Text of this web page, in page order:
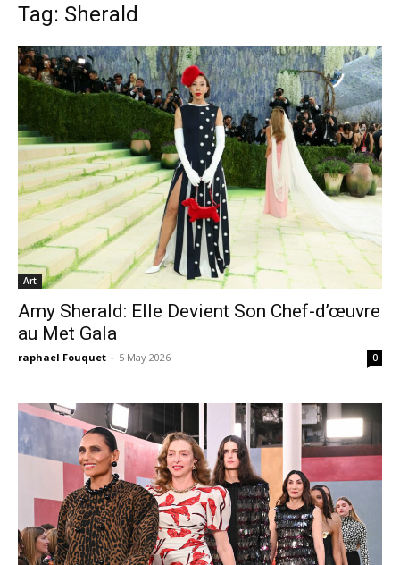
Tag: Sherald
Art
Amy Sherald: Elle Devient Son Chef-d’œuvre
au Met Gala
raphael Fouquet - 5 May 2026 0